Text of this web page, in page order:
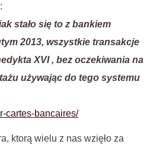
stało się to z bankiem
2013, wszystkie transakcje
XVI , bez oczekiwania na
używając do tego systemu
cartes-bancaires/
ktorą wielu z nas wzięło za